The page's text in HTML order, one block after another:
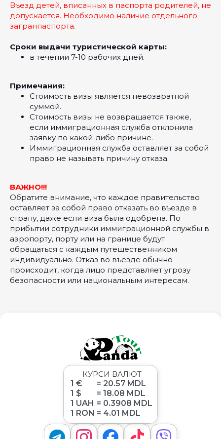
Въезд детей, вписанных в паспорта родителей, не
допускается. Необходимо наличие отдельного
загранпаспорта.
Сроки выдачи туристической карты:
в течении 7-10 рабочих дней.
Примечания:
Стоимость визы является невозвратной
суммой.
Стоимость визы не возвращается также,
если иммиграционная служба отклонила
заявку по какой-либо причине.
Иммиграционная служба оставляет за собой
право не называть причину отказа.
ВАЖНО!!!
Обратите внимание, что каждое правительство
оставляет за собой право отказать во въезде в
страну, даже если виза была одобрена. По
прибытии сотрудники иммиграционной службы в
аэропорту, порту или на границе будут
обращаться с каждым путешественником
индивидуально. Отказ во въезде обычно
происходит, когда лицо представляет угрозу
безопасности или национальным интересам.
КУРСИ ВАЛЮТ
1 €
= 20.57 MDL
1 $
= 18.08 MDL
1 UAH = 0.3908 MDL
1 RON = 4.01 MDL